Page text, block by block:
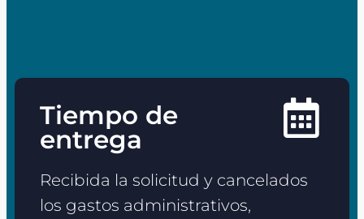
Tiempo de
entrega
Recibida la solicitud y cancelados
los gastos administrativos,